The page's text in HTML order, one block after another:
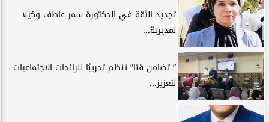
تجديد الثقة في الدكتورة سمر عاطف وكيلا
لمديرية...
” تضامن قنا” تنظم تدريبًا للرائدات الاجتماعيات
لتعزيز...